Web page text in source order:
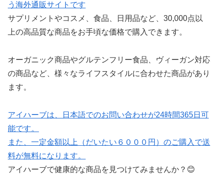
う海外通販サイトです
サプリメントやコスメ、食品、日用品など、30,000点以
上の高品質な商品をお手頃な価格で購入できます。
オーガニック商品やグルテンフリー食品、ヴィーガン対応
の商品など、様々なライフスタイルに合わせた商品があり
ます。
アイハーブは、日本語でのお問い合わせが24時間365日可
能です。
また、一定金額以上（だいたい６０００円）のご購入で送
料が無料になります。
アイハーブで健康的な商品を見つけてみませんか？😊